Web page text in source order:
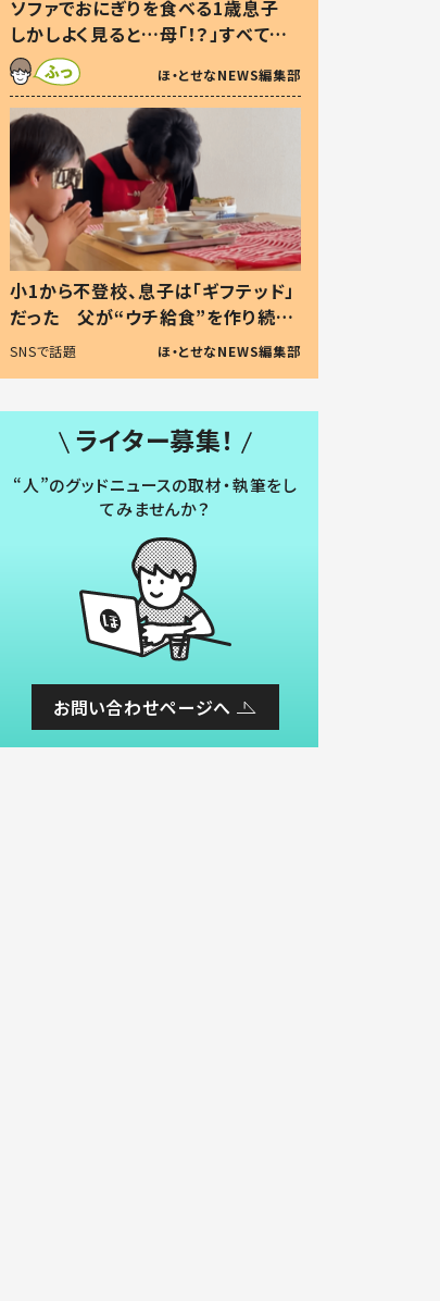
ソファでおにぎりを食べる1歳息子
しかしよく見ると…母「！？」すべてを
察した母の投稿に「可愛いから許
す！」「現行犯〜」
ほ・とせなNEWS編集部
小1から不登校、息子は「ギフテッド」
だった 父が“ウチ給食”を作り続け
る理由とは #令和の親 #令和の子
SNSで話題 ほ・とせなNEWS編集部
ライター募集！
“人”のグッドニュースの取材・執筆をし
てみませんか？
お問い合わせページへ